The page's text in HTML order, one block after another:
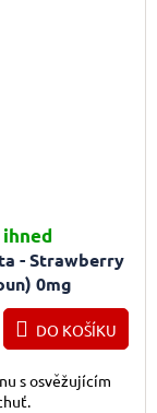
- Strawberry
0mg
DO KOŠÍKU
s osvěžujícím